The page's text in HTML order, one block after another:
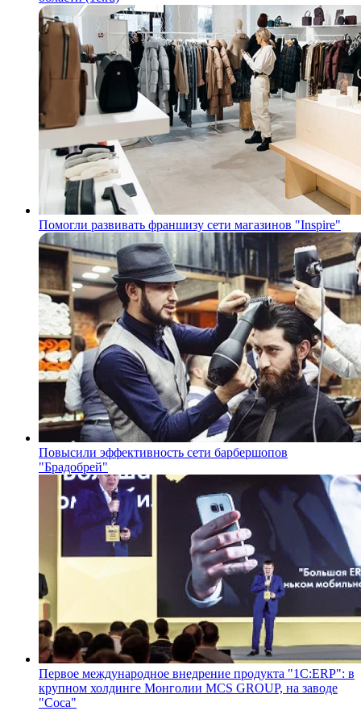
Помогли развивать франшизу сети магазинов "Inspire"
Повысили эффективность сети барбершопов
"Брадобрей"
Первое международное внедрение продукта "1С:ERP": в
крупном холдинге Монголии МCS GROUP, на заводе
"Coca"